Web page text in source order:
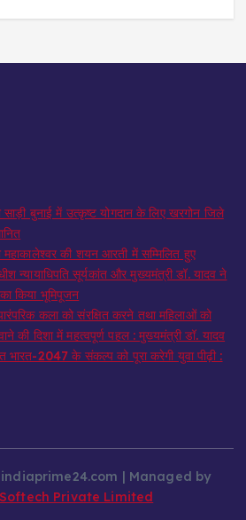
साड़ी बुनाई में उत्कृष्ट योगदान के लिए खरगोन जिले
महाकालेश्‍वर की शयन आरती में सम्मिलित हुए
न्यायाधिपति सूर्यकांत और मुख्यमंत्री डॉ. यादव ने
किया भूमिपूजन
कला को संरक्षित करने तथा महिलाओं को
की दिशा में महत्वपूर्ण पहल : मुख्यमंत्री डॉ. यादव
भारत-2047 के संकल्प को पूरा करेगी युवा पीढ़ी :
| Managed by
Private Limited